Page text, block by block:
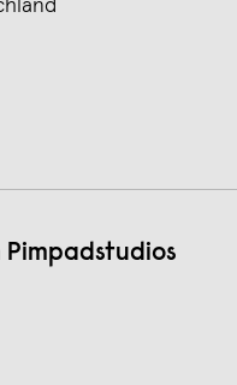
Pimpadstudios